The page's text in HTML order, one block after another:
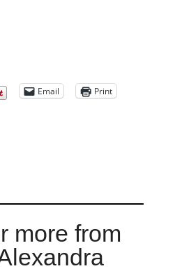
Email Print
more from